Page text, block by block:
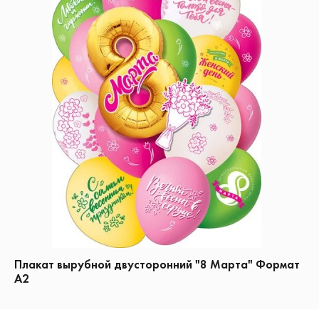
Плакат вырубной двусторонний "8 Марта" Формат
А2